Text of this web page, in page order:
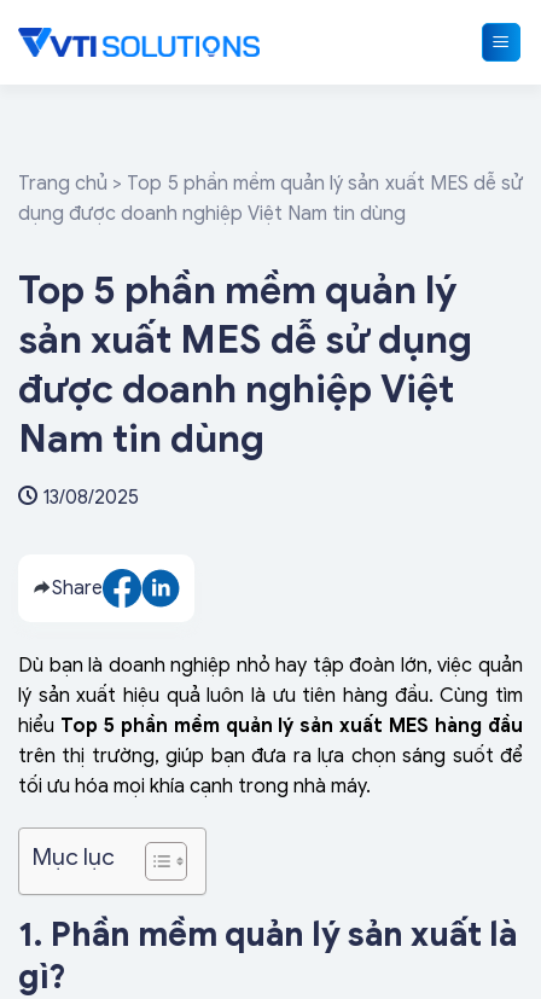
Trang chủ > Top 5 phần mềm quản lý sản xuất MES dễ sử
dụng được doanh nghiệp Việt Nam tin dùng
Top 5 phần mềm quản lý
sản xuất MES dễ sử dụng
được doanh nghiệp Việt
Nam tin dùng
13/08/2025
Share
Dù bạn là doanh nghiệp nhỏ hay tập đoàn lớn, việc quản
lý sản xuất hiệu quả luôn là ưu tiên hàng đầu. Cùng tìm
hiểu Top 5 phần mềm quản lý sản xuất MES hàng đầu
trên thị trường, giúp bạn đưa ra lựa chọn sáng suốt để
tối ưu hóa mọi khía cạnh trong nhà máy.
Mục lục
1. Phần mềm quản lý sản xuất là
gì?